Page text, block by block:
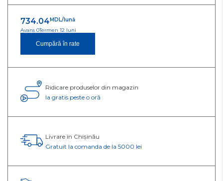
734.04 MDL/lună
Avans 0Termen 12 luni
Cumpără în rate
Ridicare produselor din magazin
Ia gratis peste o oră
Livrare în Chișinău
Gratuit la comanda de la 5000 lei